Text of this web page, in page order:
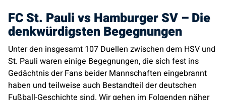
FC St. Pauli vs Hamburger SV – Die
denkwürdigsten Begegnungen
Unter den insgesamt 107 Duellen zwischen dem HSV und
St. Pauli waren einige Begegnungen, die sich fest ins
Gedächtnis der Fans beider Mannschaften eingebrannt
haben und teilweise auch Bestandteil der deutschen
Fußball-Geschichte sind. Wir gehen im Folgenden näher